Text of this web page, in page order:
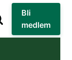
Bli
medlem